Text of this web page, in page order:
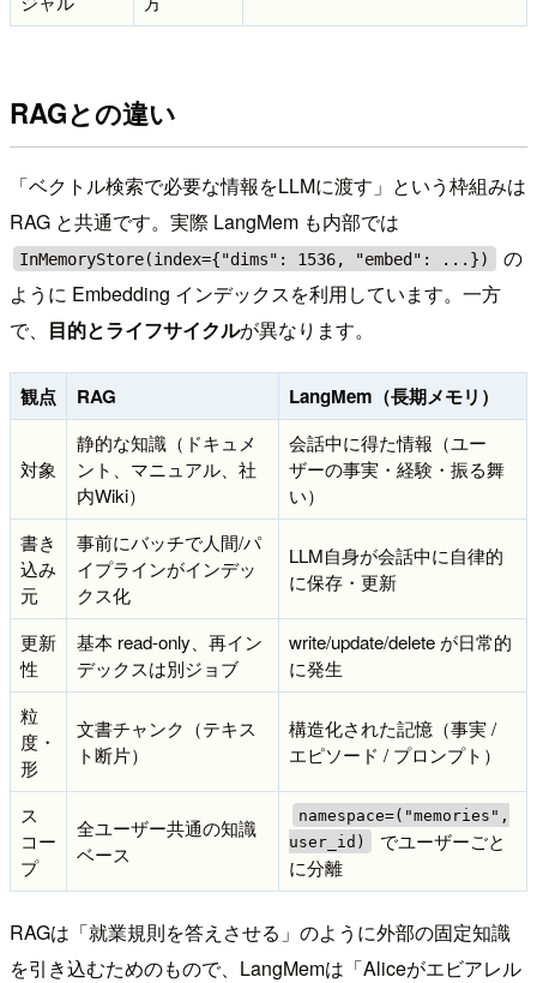
RAGとの違い
「ベクトル検索で必要な情報をLLMに渡す」という枠組みは
RAG と共通です。実際 LangMem も内部では
InMemoryStore(index={"dims": 1536, "embed": ...})
の
ように Embedding インデックスを利用しています。一方
で、 目的とライフサイクルが異なります。
観点 RAG LangMem（長期メモリ）
対象
静的な知識（ドキュメ
ント、マニュアル、社
内Wiki）
会話中に得た情報（ユー
ザーの事実・経験・振る舞
い）
書き
込み
元
事前にバッチで人間/パ
イプラインがインデッ
クス化
LLM自身が会話中に自律的
に保存・更新
更新
性
基本 read-only、再イン
デックスは別ジョブ
write/update/delete が日常的
に発生
粒
度・
形
文書チャンク（テキス
ト断片）
構造化された記憶（事実 /
エピソード / プロンプト）
ス
コー
プ
全ユーザー共通の知識
ベース
namespace=("memories",
user_id)
でユーザーごと
に分離
RAGは「就業規則を答えさせる」のように外部の固定知識
を引き込むためのもので、LangMemは「Aliceがエビアレル